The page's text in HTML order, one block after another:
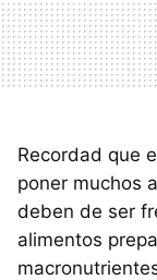
Recordad que
poner muchos
deben de ser
alimentos